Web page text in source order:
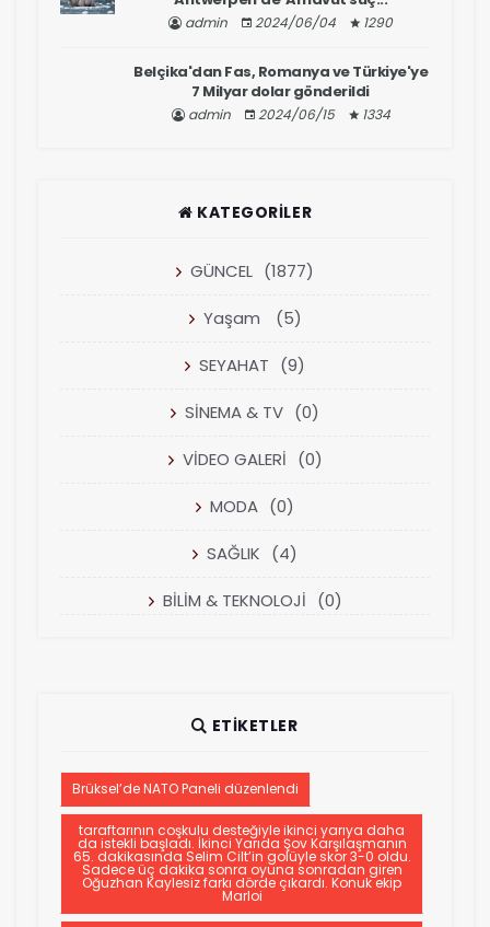
admin 2024/06/04 1290
Belçika'dan Fas, Romanya ve Türkiye'ye
7 Milyar dolar gönderildi
admin 2024/06/15 1334
KATEGORILER
GÜNCEL (1877)
Yaşam (5)
SEYAHAT (9)
SİNEMA & TV (0)
VİDEO GALERİ (0)
MODA (0)
SAĞLIK (4)
BİLİM & TEKNOLOJİ (0)
ETIKETLER
Brüksel’de NATO Paneli düzenlendi
taraftarının coşkulu desteğiyle ikinci yarıya daha
da istekli başladı. İkinci Yarıda Şov Karşılaşmanın
65. dakikasında Selim Cilt’in golüyle skor 3-0 oldu.
Sadece üç dakika sonra oyuna sonradan giren
Oğuzhan Kaylesiz farkı dörde çıkardı. Konuk ekip
Marloi